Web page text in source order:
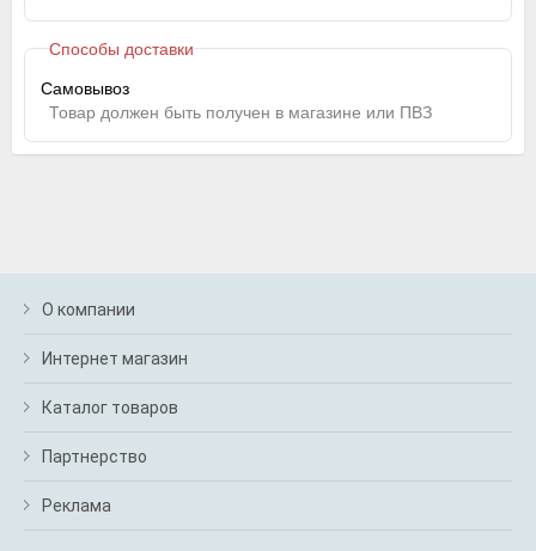
Способы доставки
Самовывоз
Товар должен быть получен в магазине или ПВЗ
О компании
Интернет магазин
Каталог товаров
Партнерство
Реклама